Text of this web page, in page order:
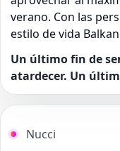
verano. Con las
estilo de vida
Un último fin de
atardecer. Un
Nucci